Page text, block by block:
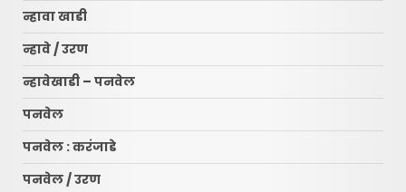
न्हावा खाडी
न्हावे / उरण
न्हावेखाडी – पनवेल
पनवेल
पनवेल : करंजाडे
पनवेल / उरण